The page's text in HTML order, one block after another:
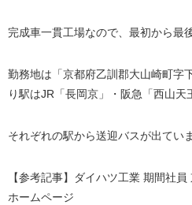
完成車一貫工場なので、最初から最
勤務地は「京都府乙訓郡大山崎町字
り駅はJR「長岡京」・阪急「西山天
それぞれの駅から送迎バスが出ていま
【参考記事】ダイハツ工業 期間社
ホームページ